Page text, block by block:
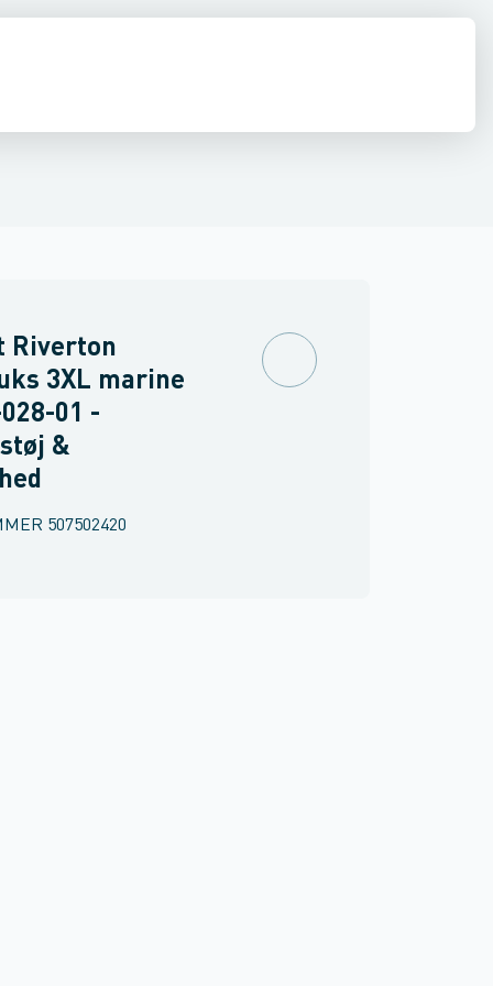
Riverton
3XL marine
01 -
&
507502420